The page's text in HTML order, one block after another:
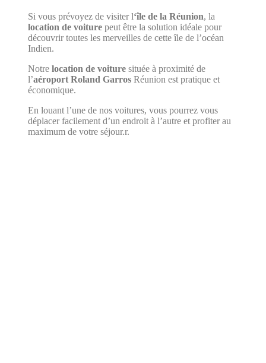
Si vous prévoyez de visiter l‘île de la Réunion, la
location de voiturepeut être la solution idéale pour
découvrir toutes les merveilles de cette île de l’océan
Indien.
Notre location de voituresituée à proximité de
l’aéroport Roland GarrosRéunion est pratique et
économique.
En louant l’une de nos voitures, vous pourrez vous
déplacer facilement d’un endroit à l’autre et profiter au
maximum de votre séjour.r.